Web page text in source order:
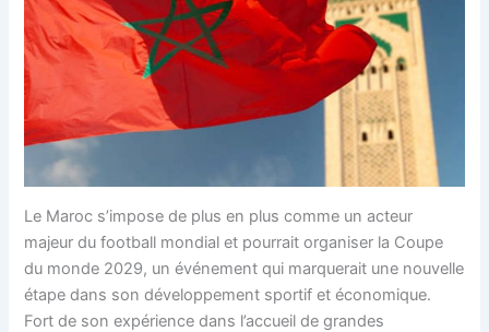
Le Maroc s’impose de plus en plus comme un acteur
majeur du football mondial et pourrait organiser la Coupe
du monde 2029, un événement qui marquerait une nouvelle
étape dans son développement sportif et économique.
Fort de son expérience dans l’accueil de grandes